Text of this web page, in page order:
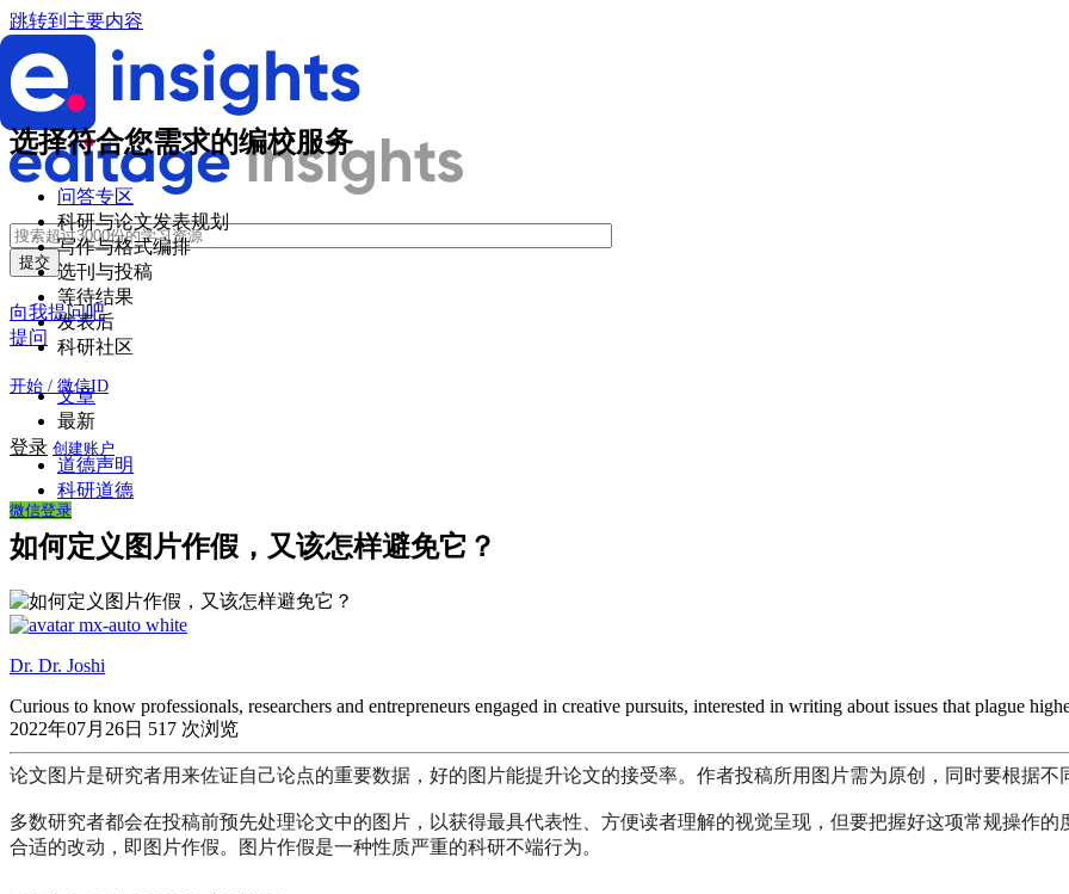
跳转到主要内容
向我提问吧
提问
开始 / 微信ID
登录 创建账户
微信登录
选择符合您需求的编校服务
问答专区
科研与论文发表规划
写作与格式编排
选刊与投稿
等待结果
发表后
科研社区
文章
最新
道德声明
科研道德
如何定义图片作假，又该怎样避免它？
Dr. Dr. Joshi
Curious to know professionals, researchers and entrepreneurs engaged in creative pursuits, interested in writing about issues that plague
2022年07月26日 517 次浏览
论文图片是研究者用来佐证自己论点的重要数据，好的图片能提升论文的接受率。作者投稿所用图片需为原创，同时要根据不
多数研究者都会在投稿前预先处理论文中的图片，以获得最具代表性、方便读者理解的视觉呈现，但要把握好这项常规操作
合适的改动，即图片作假。图片作假是一种性质严重的科研不端行为。